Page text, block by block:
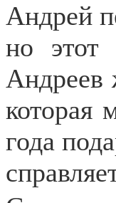
Андрей
но этот
Андреев
которая
года